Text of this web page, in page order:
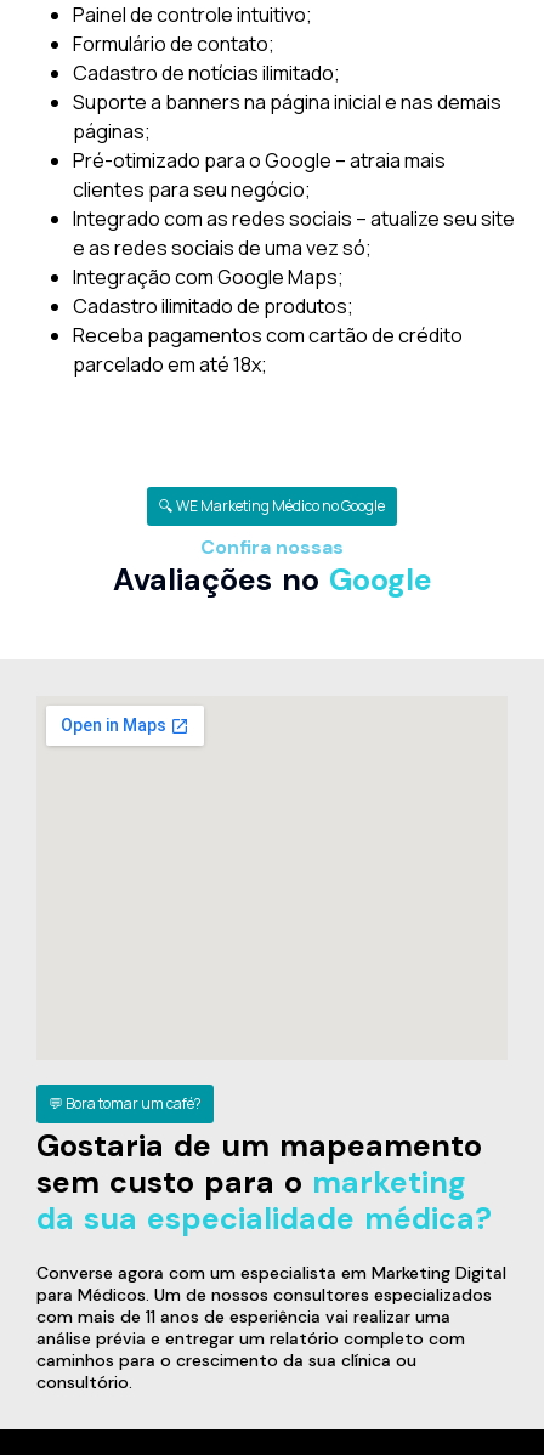
Painel de controle intuitivo;
Formulário de contato;
Cadastro de notícias ilimitado;
Suporte a banners na página inicial e nas demais
páginas;
Pré-otimizado para o Google – atraia mais
clientes para seu negócio;
Integrado com as redes sociais – atualize seu site
e as redes sociais de uma vez só;
Integração com Google Maps;
Cadastro ilimitado de produtos;
Receba pagamentos com cartão de crédito
parcelado em até 18x;
🔍 WE Marketing Médico no Google
Confira nossas
Avaliações no Google
💬 Bora tomar um café?
Gostaria de um mapeamento
sem custo para o marketing
da sua especialidade médica?
Converse agora com um especialista em Marketing Digital
para Médicos. Um de nossos consultores especializados
com mais de 11 anos de esperiência vai realizar uma
análise prévia e entregar um relatório completo com
caminhos para o crescimento da sua clínica ou
consultório.